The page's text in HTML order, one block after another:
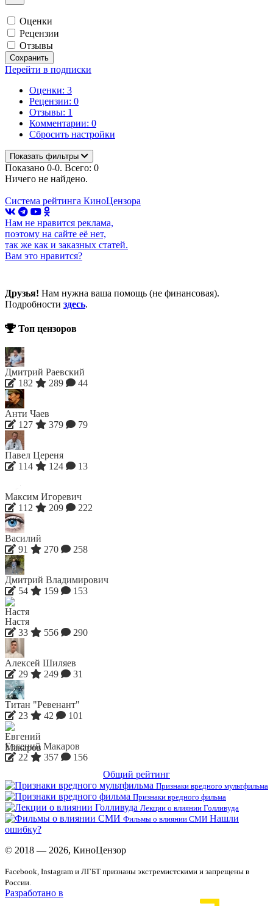
Оценки
Рецензии
Отзывы
Сохранить
Перейти в подписки
Оценки: 3
Рецензии: 0
Отзывы: 1
Комментарии: 0
Сбросить настройки
Показать фильтры
Показано 0-0. Всего: 0
Ничего не найдено.
Система рейтинга КиноЦензора
Нам не нравится реклама,
поэтому на сайте её нет,
так же как и заказных статей.
Вам это нравится?
Друзья! Нам нужна ваша помощь (не финансовая).
Подробности здесь.
Топ цензоров
Дмитрий Раевский
182
289 44
Анти Чаев
127
379 79
Павел Цереня
114
124 13
Максим Игоревич
112
209 222
Василий
91
270 258
Дмитрий Владимирович
54
159 153
Настя
33
556 290
Алексей Шиляев
29
249 31
Титан "Ревенант"
23
42 101
Евгений Макаров
22
357
156
Общий рейтинг
Признаки вредного мультфильма
Признаки вредного фильма
Лекции о влиянии Голливуда
Фильмы о влиянии СМИ Нашли
ошибку?
© 2018 — 2026, КиноЦензор
Facebook, Instagram и ЛГБТ признаны экстремистскими и запрещены в
России.
Разработано в